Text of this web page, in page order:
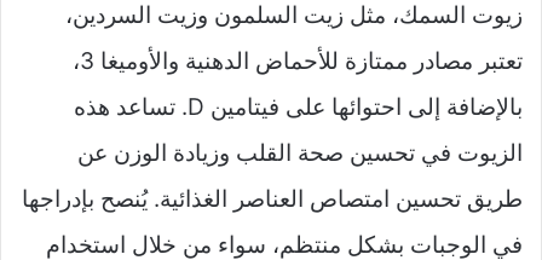
زيوت السمك، مثل زيت السلمون وزيت السردين،
تعتبر مصادر ممتازة للأحماض الدهنية والأوميغا 3،
بالإضافة إلى احتوائها على فيتامين D. تساعد هذه
الزيوت في تحسين صحة القلب وزيادة الوزن عن
طريق تحسين امتصاص العناصر الغذائية. يُنصح بإدراجها
في الوجبات بشكل منتظم، سواء من خلال استخدام